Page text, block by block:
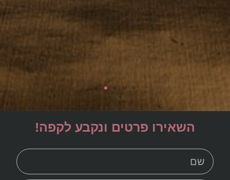
השאירו פרטים ונקבע לקפה!